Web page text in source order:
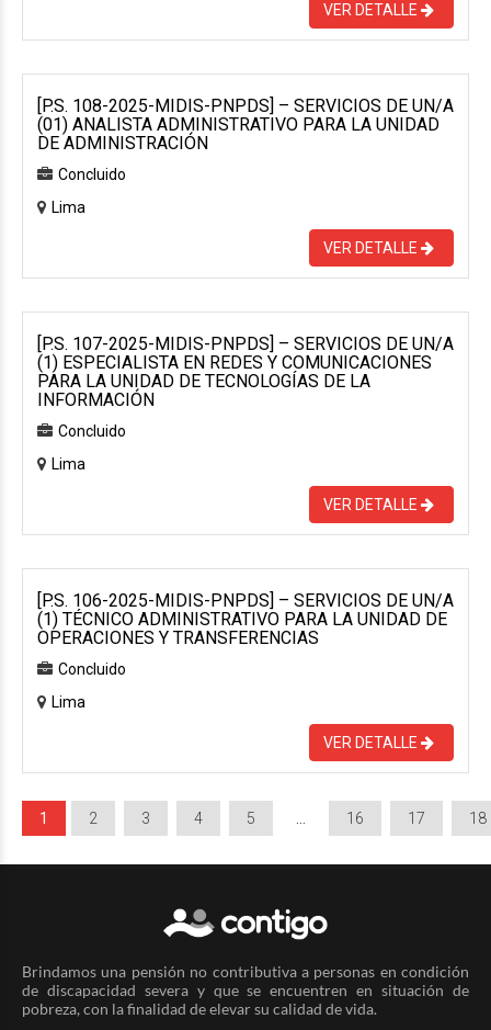
VER DETALLE
[P.S. 108-2025-MIDIS-PNPDS] – SERVICIOS DE UN/A
(01) ANALISTA ADMINISTRATIVO PARA LA UNIDAD
DE ADMINISTRACIÓN
Concluido
Lima
VER DETALLE
[P.S. 107-2025-MIDIS-PNPDS] – SERVICIOS DE UN/A
(1) ESPECIALISTA EN REDES Y COMUNICACIONES
PARA LA UNIDAD DE TECNOLOGÍAS DE LA
INFORMACIÓN
Concluido
Lima
VER DETALLE
[P.S. 106-2025-MIDIS-PNPDS] – SERVICIOS DE UN/A
(1) TÉCNICO ADMINISTRATIVO PARA LA UNIDAD DE
OPERACIONES Y TRANSFERENCIAS
Concluido
Lima
VER DETALLE
1 2 3 4 5 16 17 18
Brindamos una pensión no contributiva a personas en condición
de discapacidad severa y que se encuentren en situación de
pobreza, con la finalidad de elevar su calidad de vida.